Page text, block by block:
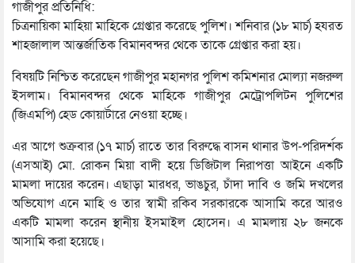
গাজীপুর প্রতিনিধি:
চিত্রনায়িকা মাহিয়া মাহিকে গ্রেপ্তার করেছে পুলিশ। শনিবার (১৮ মার্চ) হযরত
শাহজালাল আন্তর্জাতিক বিমানবন্দর থেকে তাকে গ্রেপ্তার করা হয়।
বিষয়টি নিশ্চিত করেছেন গাজীপুর মহানগর পুলিশ কমিশনার মোল্যা নজরুল
ইসলাম। বিমানবন্দর থেকে মাহিকে গাজীপুর মেট্রোপলিটন পুলিশের
(জিএমপি) হেড কোয়ার্টারে নেওয়া হচ্ছে।
এর আগে শুক্রবার (১৭ মার্চ) রাতে তার বিরুদ্ধে বাসন থানার উপ-পরিদর্শক
(এসআই) মো. রোকন মিয়া বাদী হয়ে ডিজিটাল নিরাপত্তা আইনে একটি
মামলা দায়ের করেন। এছাড়া মারধর, ভাঙচুর, চাঁদা দাবি ও জমি দখলের
অভিযোগ এনে মাহি ও তার স্বামী রকিব সরকারকে আসামি করে আরও
একটি মামলা করেন স্থানীয় ইসমাইল হোসেন। এ মামলায় ২৮ জনকে
আসামি করা হয়েছে।